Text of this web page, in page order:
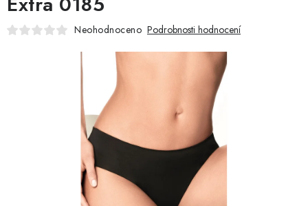
PUNČOCHY
Jak nakupovat
Obchodní podmínky
Neohodnoceno Podrobnosti hodnocení